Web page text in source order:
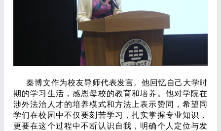
秦博文作为校友导师代表发言。他回忆自己大学时
期的学习生活，感恩母校的教育和培养。他对学院在
涉外法治人才的培养模式和方法上表示赞同，希望同
学们在校园中不仅要刻苦学习，扎实掌握专业知识，
更要在这个过程中不断认识自我，明确个人定位与发